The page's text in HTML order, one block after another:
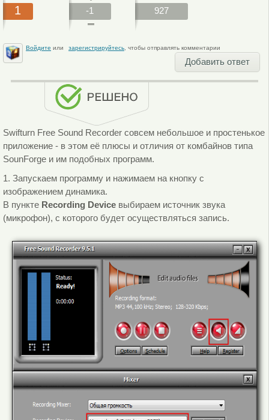
1 -1 927
Войдите или зарегистрируйтесь, чтобы отправлять комментарии
Добавить ответ
Swifturn Free Sound Recorder совсем небольшое и простенькое
приложение - в этом её плюсы и отличия от комбайнов типа
SounForge и им подобных программ.
1. Запускаем программу и нажимаем на кнопку с
изображением динамика.
В пункте Recording Deviceвыбираем источник звука
(микрофон), с которого будет осуществляться запись.